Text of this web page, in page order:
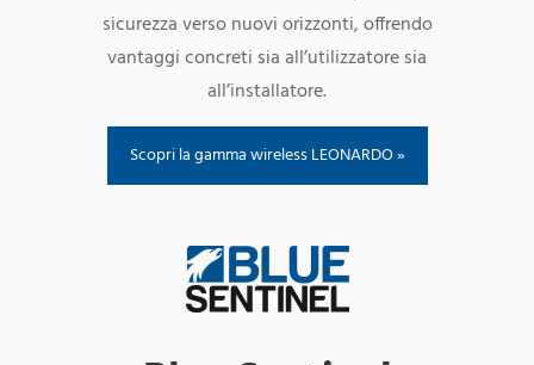
sicurezza verso nuovi orizzonti, offrendo
vantaggi concreti sia all’utilizzatore sia
all’installatore.
Scopri la gamma wireless LEONARDO »